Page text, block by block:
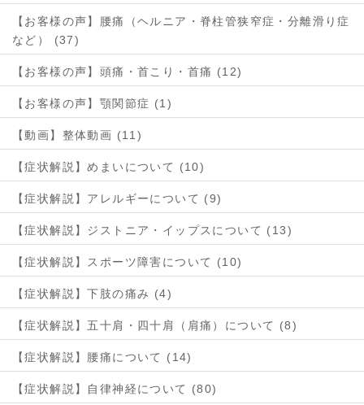
【お客様の声】腰痛（ヘルニア・脊柱管狭窄症・分離滑り症
など） (37)
【お客様の声】頭痛・首こり・首痛 (12)
【お客様の声】顎関節症 (1)
【動画】整体動画 (11)
【症状解説】めまいについて (10)
【症状解説】アレルギーについて (9)
【症状解説】ジストニア・イップスについて (13)
【症状解説】スポーツ障害について (10)
【症状解説】下肢の痛み (4)
【症状解説】五十肩・四十肩（肩痛）について (8)
【症状解説】腰痛について (14)
【症状解説】自律神経について (80)